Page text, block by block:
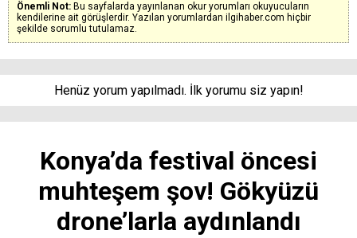
Önemli Not: Bu sayfalarda yayınlanan okur yorumları okuyucuların
kendilerine ait görüşlerdir. Yazılan yorumlardan ilgihaber.com hiçbir
şekilde sorumlu tutulamaz.
Henüz yorum yapılmadı. İlk yorumu siz yapın!
Konya’da festival öncesi
muhteşem şov! Gökyüzü
drone’larla aydınlandı